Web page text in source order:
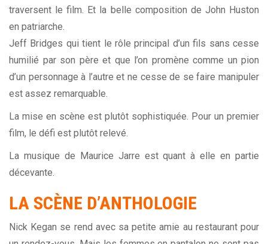
traversent le film. Et la belle composition de John Huston
en patriarche.
Jeff Bridges qui tient le rôle principal d’un fils sans cesse
humilié par son père et que l’on promène comme un pion
d’un personnage à l’autre et ne cesse de se faire manipuler
est assez remarquable.
La mise en scène est plutôt sophistiquée. Pour un premier
film, le défi est plutôt relevé.
La musique de Maurice Jarre est quant à elle en partie
décevante.
LA SCÈNE D’ANTHOLOGIE
Nick Kegan se rend avec sa petite amie au restaurant pour